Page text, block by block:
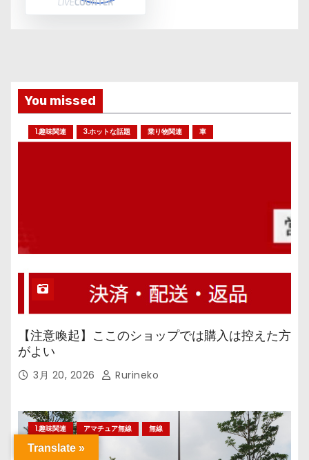
You missed
1.趣味関連 3.ホットな話題 乗り物関連 車
【注意喚起】ここのショップでは購入は控えた方
がよい
3月 20, 2026 Rurineko
1.趣味関連 アマチュア無線 無線
Translate »